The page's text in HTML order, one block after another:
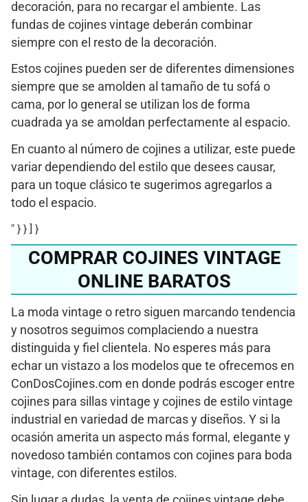
decoración, para no recargar el ambiente. Las
fundas de cojines vintage deberán combinar
siempre con el resto de la decoración.
Estos cojines pueden ser de diferentes dimensiones
siempre que se amolden al tamaño de tu sofá o
cama, por lo general se utilizan los de forma
cuadrada ya se amoldan perfectamente al espacio.
En cuanto al número de cojines a utilizar, este puede
variar dependiendo del estilo que desees causar,
para un toque clásico te sugerimos agregarlos a
todo el espacio.
" } } ] }
COMPRAR COJINES VINTAGE
ONLINE BARATOS
La moda vintage o retro siguen marcando tendencia
y nosotros seguimos complaciendo a nuestra
distinguida y fiel clientela. No esperes más para
echar un vistazo a los modelos que te ofrecemos en
ConDosCojines.com en donde podrás escoger entre
cojines para sillas vintage y cojines de estilo vintage
industrial en variedad de marcas y diseños. Y si la
ocasión amerita un aspecto más formal, elegante y
novedoso también contamos con cojines para boda
vintage, con diferentes estilos.